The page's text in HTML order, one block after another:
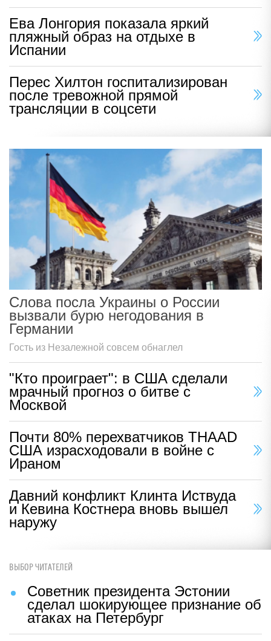
Ева Лонгория показала яркий
пляжный образ на отдыхе в
Испании
Перес Хилтон госпитализирован
после тревожной прямой
трансляции в соцсети
Слова посла Украины о России
вызвали бурю негодования в
Германии
Гость из Незалежной совсем обнаглел
"Кто проиграет": в США сделали
мрачный прогноз о битве с
Москвой
Почти 80% перехватчиков THAAD
США израсходовали в войне с
Ираном
Давний конфликт Клинта Иствуда
и Кевина Костнера вновь вышел
наружу
ВЫБОР ЧИТАТЕЛЕЙ
Советник президента Эстонии
сделал шокирующее признание об
атаках на Петербург